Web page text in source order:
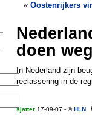
« Oostenrijkers
doen
In Nederland zijn
reclassering in de
sjatter 17-09-07 - ©HLN